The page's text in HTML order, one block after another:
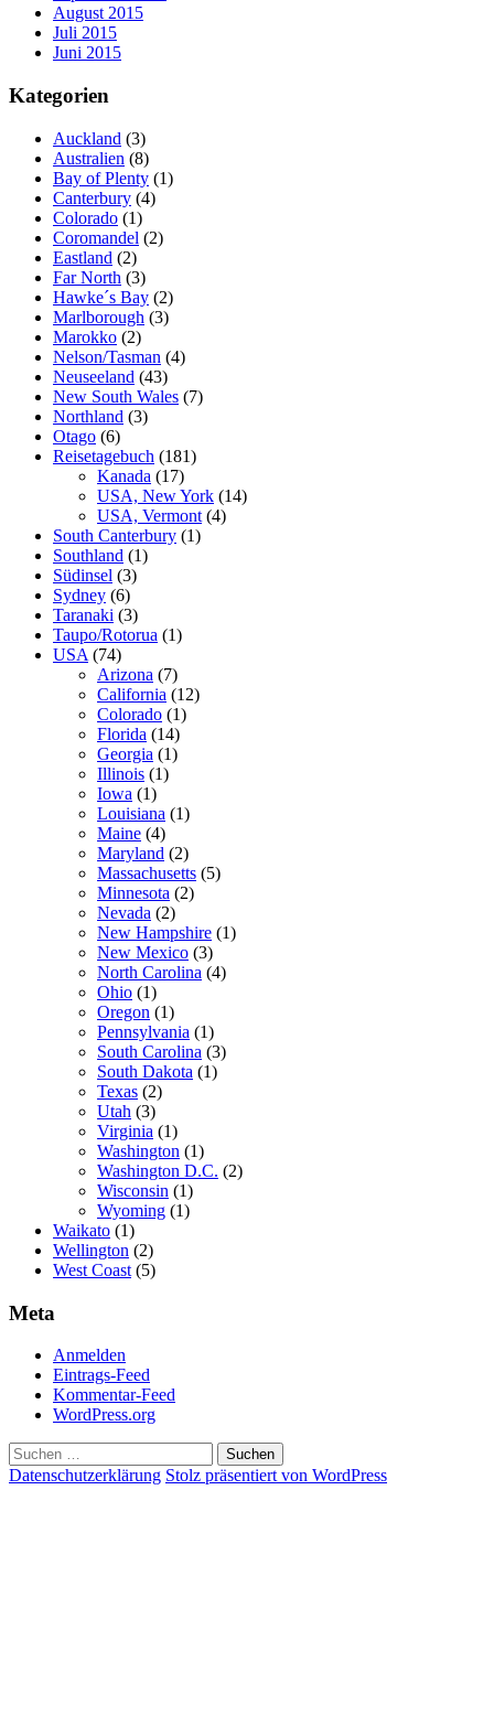
August 2015
Juli 2015
Juni 2015
Kategorien
Auckland (3)
Australien (8)
Bay of Plenty (1)
Canterbury (4)
Colorado (1)
Coromandel (2)
Eastland (2)
Far North (3)
Hawke´s Bay (2)
Marlborough (3)
Marokko (2)
Nelson/Tasman (4)
Neuseeland (43)
New South Wales (7)
Northland (3)
Otago (6)
Reisetagebuch (181)
Kanada (17)
USA, New York (14)
USA, Vermont (4)
South Canterbury (1)
Southland (1)
Südinsel (3)
Sydney (6)
Taranaki (3)
Taupo/Rotorua (1)
USA (74)
Arizona (7)
California (12)
Colorado (1)
Florida (14)
Georgia (1)
Illinois (1)
Iowa (1)
Louisiana (1)
Maine (4)
Maryland (2)
Massachusetts (5)
Minnesota (2)
Nevada (2)
New Hampshire (1)
New Mexico (3)
North Carolina (4)
Ohio (1)
Oregon (1)
Pennsylvania (1)
South Carolina (3)
South Dakota (1)
Texas (2)
Utah (3)
Virginia (1)
Washington (1)
Washington D.C. (2)
Wisconsin (1)
Wyoming (1)
Waikato (1)
Wellington (2)
West Coast (5)
Meta
Anmelden
Eintrags-Feed
Kommentar-Feed
WordPress.org
Suchen
nach:
Datenschutzerklärung Stolz präsentiert von WordPress